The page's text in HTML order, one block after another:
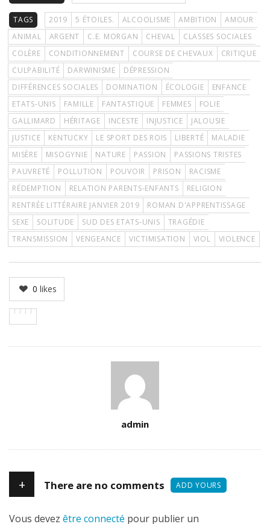
TAGS 2019 5 ÉTOILES. ALCOOLISME AMBITION
AMOUR
ANIMAL
ARGENT C.E. MORGAN CHEVAL
CLASSES SOCIALES
COLÈRE
CONDITIONNEMENT COURSE DE CHEVAUX
CRITIQUE
CULPABILITÉ
DARWINISME
DÉPRESSION
DIFFÉRENCES SOCIALES
DOMINATION ÉCOLOGIE
ENFANCE
ETATS-UNIS
FAMILLE FANTASTIQUE FEMMES
FOLIE
GALLIMARD
HÉRITAGE INCESTE INJUSTICE
JALOUSIE
JUSTICE
KENTUCKY LE SPORT DES ROIS LIBERTÉ
MALADIE
MISÈRE
MISOGYNIE NATURE PASSION
PASSIONS TRISTES
PAUVRETÉ
POLLUTION POUVOIR PRISON
RACISME
RÉDEMPTION
RELATION PARENTS-ENFANTS
RELIGION
RENTRÉE LITTÉRAIRE JANVIER 2019
ROMAN D'APPRENTISSAGE
SEXE
SOLITUDE SUD DES ETATS-UNIS
TRAGÉDIE
TRANSMISSION
VENGEANCE VICTIMISATION VIOL VIOLENCE
0 likes
admin
+ There are no comments ADD YOURS
Vous devez être connecté pour publier un